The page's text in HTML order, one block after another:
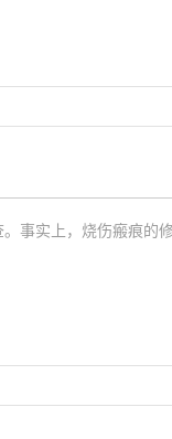
事实上，烧伤瘢痕的